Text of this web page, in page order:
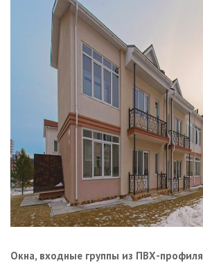
Галерея
О компании
Контакты
Окна, входные группы из ПВХ-профиля